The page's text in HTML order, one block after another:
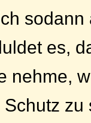
sodann
es,
nehme,
zu